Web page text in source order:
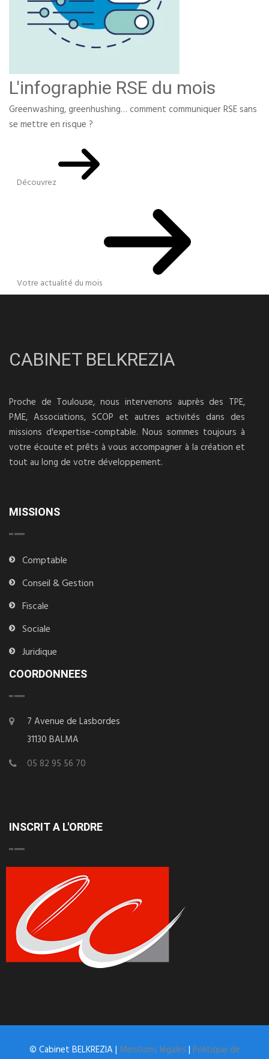
L'infographie RSE du mois
Greenwashing, greenhushing… comment communiquer RSE sans
se mettre en risque ?
Découvrez
Votre actualité du mois
CABINET BELKREZIA
Proche de Toulouse, nous intervenons auprès des TPE,
PME, Associations, SCOP et autres activités dans des
missions d'expertise-comptable. Nous sommes toujours à
votre écoute et prêts à vous accompagner à la création et
tout au long de votre développement.
MISSIONS
Comptable
Conseil & Gestion
Fiscale
Sociale
Juridique
COORDONNEES
7 Avenue de Lasbordes
31130 BALMA
05 82 95 56 70
INSCRIT A L'ORDRE
© Cabinet BELKREZIA | Mentions légales| Politique de